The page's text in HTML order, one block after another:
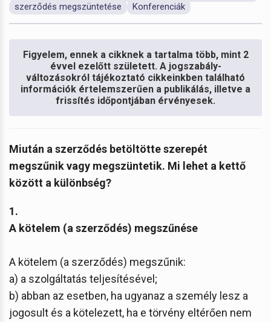
szerződés megszüntetése
Konferenciák
Figyelem, ennek a cikknek a tartalma több, mint 2
évvel ezelőtt született. A jogszabály-
változásokról tájékoztató cikkeinkben található
információk értelemszerűen a publikálás, illetve a
frissítés időpontjában érvényesek.
Miután a szerződés betöltötte szerepét
megszűnik vagy megszüntetik. Mi lehet a kettő
között a különbség?
1.
A kötelem (a szerződés) megszűnése
A kötelem (a szerződés) megszűnik:
a) a szolgáltatás teljesítésével;
b) abban az esetben, ha ugyanaz a személy lesz a
jogosult és a kötelezett, ha e törvény eltérően nem